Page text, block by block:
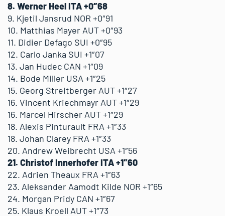
8. Werner Heel ITA +0″68
9. Kjetil Jansrud NOR +0″91
10. Matthias Mayer AUT +0″93
11. Didier Defago SUI +0″95
12. Carlo Janka SUI +1″07
13. Jan Hudec CAN +1″09
14. Bode Miller USA +1″25
15. Georg Streitberger AUT +1″27
16. Vincent Kriechmayr AUT +1″29
16. Marcel Hirscher AUT +1″29
18. Alexis Pinturault FRA +1″33
18. Johan Clarey FRA +1″33
20. Andrew Weibrecht USA +1″56
21. Christof Innerhofer ITA +1″60
22. Adrien Theaux FRA +1″63
23. Aleksander Aamodt Kilde NOR +1″65
24. Morgan Pridy CAN +1″67
25. Klaus Kroell AUT +1″73